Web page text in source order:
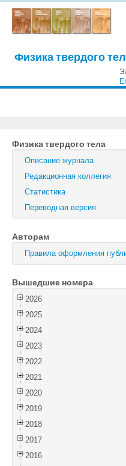
Физика твердого
Журнал технической
Письма в Журнал
Физика твердого тела
Физика и техника
Оптика и
Поиск
Войти
Физика твердого тела
Описание журнала
Редакционная коллегия
Статистика
Переводная версия
Авторам
Правила оформления
Вышедшие номера
2026
2025
2024
2023
2022
2021
2020
2019
2018
2017
2016